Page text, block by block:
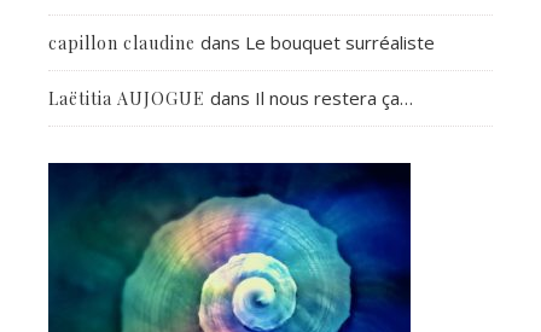
capillon claudine dans Le bouquet surréaliste
Laëtitia AUJOGUE dans Il nous restera ça…